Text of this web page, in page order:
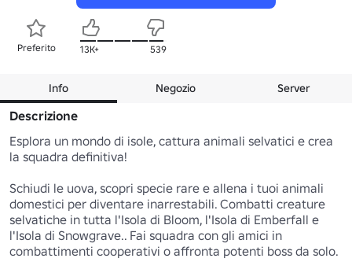
Preferito 13K+ 539
Info Negozio Server
Descrizione
Esplora un mondo di isole, cattura animali selvatici e crea
la squadra definitiva!
Schiudi le uova, scopri specie rare e allena i tuoi animali
domestici per diventare inarrestabili. Combatti creature
selvatiche in tutta l'Isola di Bloom, l'Isola di Emberfall e
l'Isola di Snowgrave.. Fai squadra con gli amici in
combattimenti cooperativi o affronta potenti boss da solo.